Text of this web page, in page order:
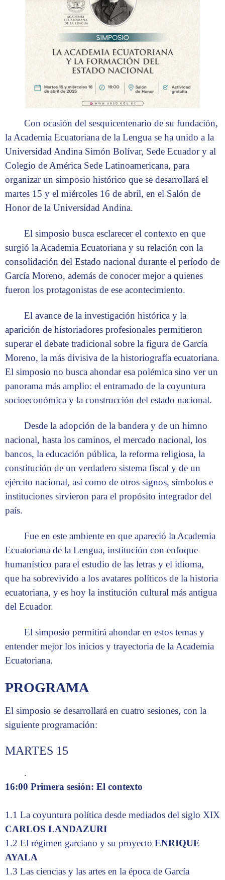
Con ocasión del sesquicentenario de su fundación,
la Academia Ecuatoriana de la Lengua se ha unido a la
Universidad Andina Simón Bolívar, Sede Ecuador y al
Colegio de América Sede Latinoamericana, para
organizar un simposio histórico que se desarrollará el
martes 15 y el miércoles 16 de abril, en el Salón de
Honor de la Universidad Andina.
El simposio busca esclarecer el contexto en que
surgió la Academia Ecuatoriana y su relación con la
consolidación del Estado nacional durante el período de
García Moreno, además de conocer mejor a quienes
fueron los protagonistas de ese acontecimiento.
El avance de la investigación histórica y la
aparición de historiadores profesionales permitieron
superar el debate tradicional sobre la figura de García
Moreno, la más divisiva de la historiografía ecuatoriana.
El simposio no busca ahondar esa polémica sino ver un
panorama más amplio: el entramado de la coyuntura
socioeconómica y la construcción del estado nacional.
Desde la adopción de la bandera y de un himno
nacional, hasta los caminos, el mercado nacional, los
bancos, la educación pública, la reforma religiosa, la
constitución de un verdadero sistema fiscal y de un
ejército nacional, así como de otros signos, símbolos e
instituciones sirvieron para el propósito integrador del
país.
Fue en este ambiente en que apareció la Academia
Ecuatoriana de la Lengua, institución con enfoque
humanístico para el estudio de las letras y el idioma,
que ha sobrevivido a los avatares políticos de la historia
ecuatoriana, y es hoy la institución cultural más antigua
del Ecuador.
El simposio permitirá ahondar en estos temas y
entender mejor los inicios y trayectoria de la Academia
Ecuatoriana.
PROGRAMA
El simposio se desarrollará en cuatro sesiones, con la
siguiente programación:
MARTES 15
.
16:00 Primera sesión: El contexto
1.1 La coyuntura política desde mediados del siglo XIX
CARLOS LANDAZURI
1.2 El régimen garciano y su proyecto ENRIQUE
AYALA
1.3 Las ciencias y las artes en la época de García